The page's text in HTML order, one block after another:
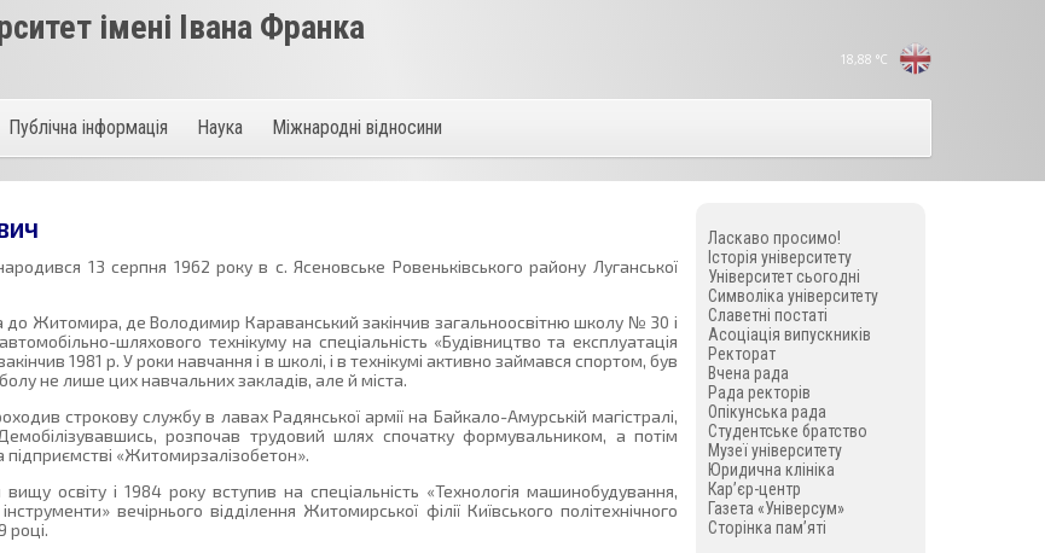
18,88 °C
імені Івана Франка
Публічна інформація Наука Міжнародні відносини
13 серпня 1962 року в с. Ясеновське Ровеньківського району Луганської
до Житомира, де Володимир Караванський закінчив загальноосвітню школу № 30 і
шляхового технікуму на спеціальність «Будівництво та експлуатація
1981 р. У роки навчання і в школі, і в технікумі активно займався спортом, був
не лише цих навчальних закладів, але й міста.
строкову службу в лавах Радянської армії на Байкало-Амурській магістралі,
розпочав трудовий шлях спочатку формувальником, а потім
«Житомирзалізобетон».
освіту і 1984 року вступив на спеціальність «Технологія машинобудування,
вечірнього відділення Житомирської філії Київського політехнічного
році.
Ласкаво просимо!
Історія університету
Університет сьогодні
Символіка університету
Славетні постаті
Асоціація випускників
Ректорат
Вчена рада
Рада ректорів
Опікунська рада
Студентське братство
Музеї університету
Юридична клініка
Кар’єр-центр
Газета «Універсум»
Сторінка пам’яті